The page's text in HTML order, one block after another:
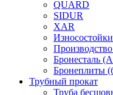
QUARD
SIDUR
XAR
Бронесталь
Бронеплиты
Трубный прокат
Труба